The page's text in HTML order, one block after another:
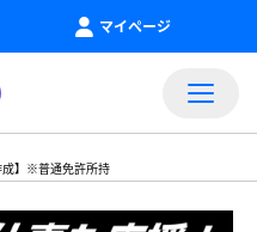
マイページ
成】※普通免許所持